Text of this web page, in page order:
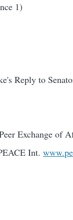
1)
Reply to
Exchange of
Int.